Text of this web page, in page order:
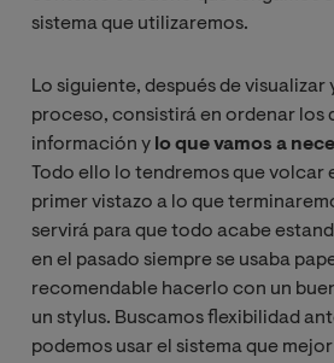
sistema que utilizaremos.
Lo siguiente, después de visualizar
proceso, consistirá en ordenar los
información y lo que vamos a
Todo ello lo tendremos que volcar
primer vistazo a lo que
servirá para que todo acabe
en el pasado siempre se usaba
recomendable hacerlo con un
un stylus. Buscamos flexibilidad
podemos usar el sistema que